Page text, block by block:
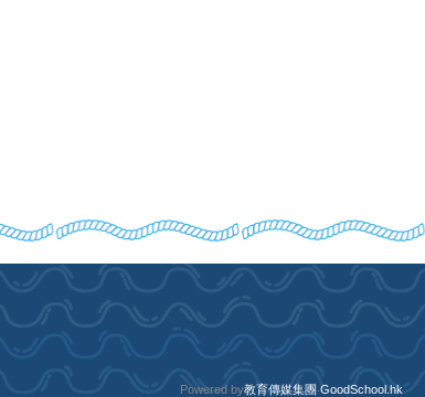
Powered by教育傳媒集團 ‧GoodSchool.hk